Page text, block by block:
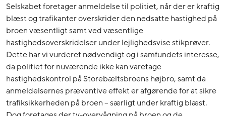
Selskabet foretager anmeldelse til politiet, når der er kraftig
blæst og trafikanter overskrider den nedsatte hastighed på
broen væsentligt samt ved væsentlige
hastighedsoverskridelser under lejlighedsvise stikprøver.
Dette har vi vurderet nødvendigt og i samfundets interesse,
da politiet for nuværende ikke kan varetage
hastighedskontrol på Storebæltsbroens højbro, samt da
anmeldelsernes præventive effekt er afgørende for at sikre
trafiksikkerheden på broen – særligt under kraftig blæst.